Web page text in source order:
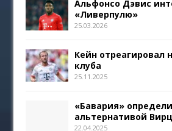
Альфонсо Дэвис
«Ливерпулю»
25.03.2026
Кейн отреагировал
клуба
25.11.2025
«Бавария»
альтернативой
22.04.2025